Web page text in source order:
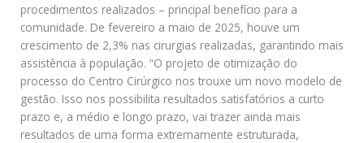
procedimentos realizados – principal benefício para a
comunidade. De fevereiro a maio de 2025, houve um
crescimento de 2,3% nas cirurgias realizadas, garantindo mais
assistência à população. “O projeto de otimização do
processo do Centro Cirúrgico nos trouxe um novo modelo de
gestão. Isso nos possibilita resultados satisfatórios a curto
prazo e, a médio e longo prazo, vai trazer ainda mais
resultados de uma forma extremamente estruturada,